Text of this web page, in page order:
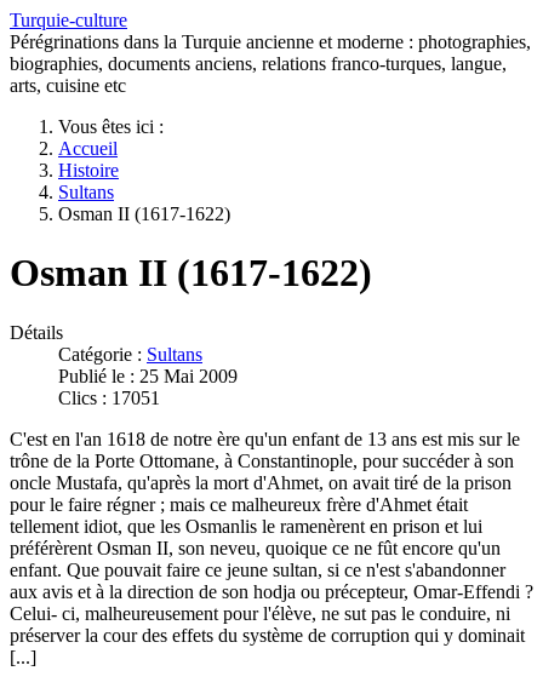
Turquie-culture
Pérégrinations dans la Turquie ancienne et moderne : photographies,
biographies, documents anciens, relations franco-turques, langue,
arts, cuisine etc
Vous êtes ici :
Accueil
Histoire
Sultans
Osman II (1617-1622)
Osman II (1617-1622)
Détails
Catégorie : Sultans
Publié le : 25 Mai 2009
Clics : 17051
C'est en l'an 1618 de notre ère qu'un enfant de 13 ans est mis sur le
trône de la Porte Ottomane, à Constantinople, pour succéder à son
oncle Mustafa, qu'après la mort d'Ahmet, on avait tiré de la prison
pour le faire régner ; mais ce malheureux frère d'Ahmet était
tellement idiot, que les Osmanlis le ramenèrent en prison et lui
préférèrent Osman II, son neveu, quoique ce ne fût encore qu'un
enfant. Que pouvait faire ce jeune sultan, si ce n'est s'abandonner
aux avis et à la direction de son hodja ou précepteur, Omar-Effendi ?
Celui- ci, malheureusement pour l'élève, ne sut pas le conduire, ni
préserver la cour des effets du système de corruption qui y dominait
[...]